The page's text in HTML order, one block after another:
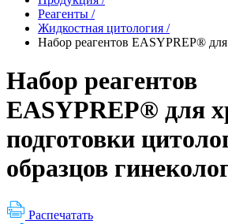
Реагенты /
Жидкостная цитология /
Набор реагентов EASYPREP® для
Набор реагентов
EASYPREP® для
подготовки
образцов
Распечатать